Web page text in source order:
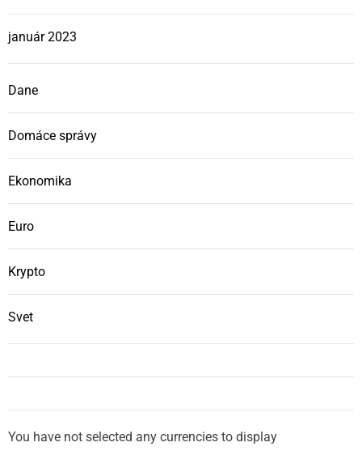
január 2023
Dane
Domáce správy
Ekonomika
Euro
Krypto
Svet
You have not selected any currencies to display